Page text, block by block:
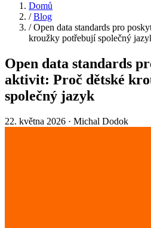
Domů
/ Blog
/ Open data standards pro
kroužky potřebují společný
Open data standards
aktivit: Proč dětské
společný jazyk
22. května 2026 · Michal Dodok